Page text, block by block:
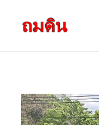
ผลงานถมดิน